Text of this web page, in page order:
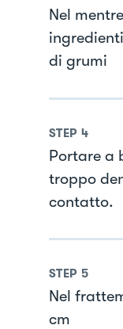
Nel
di grumi
STEP 4
Portare a
troppo
contatto.
STEP 5
Nel
cm